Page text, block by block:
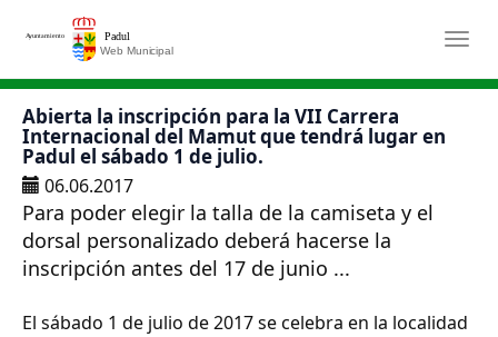
Saltar al contenido principal
Abierta la inscripción para la VII Carrera
Internacional del Mamut que tendrá lugar en
Padul el sábado 1 de julio.
06.06.2017
Para poder elegir la talla de la camiseta y el
dorsal personalizado deberá hacerse la
inscripción antes del 17 de junio ...
El sábado 1 de julio de 2017 se celebra en la localidad